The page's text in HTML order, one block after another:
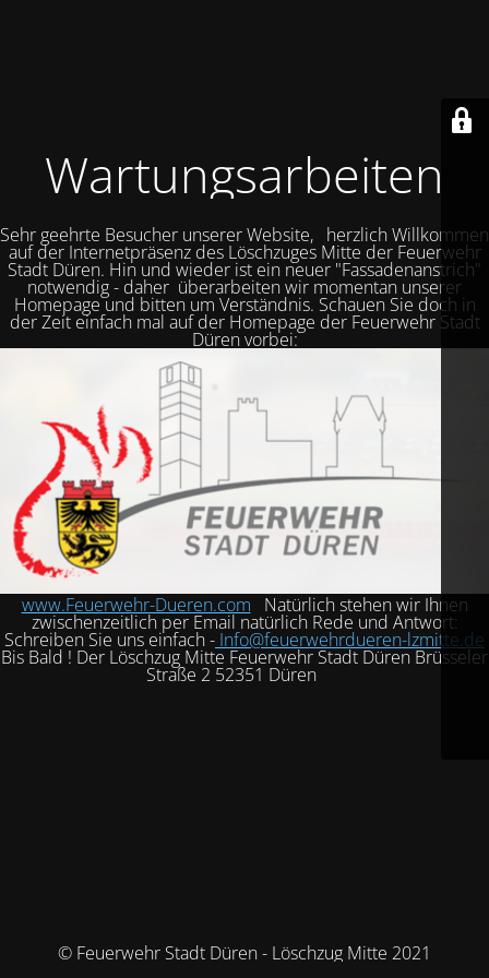
Wartungsarbeiten
Sehr geehrte Besucher unserer Website, herzlich Willkommen
auf der Internetpräsenz des Löschzuges Mitte der Feuerwehr
Stadt Düren. Hin und wieder ist ein neuer "Fassadenanstrich"
notwendig - daher überarbeiten wir momentan unserer
Homepage und bitten um Verständnis. Schauen Sie doch in
der Zeit einfach mal auf der Homepage der Feuerwehr Stadt
Düren vorbei:
www.Feuerwehr-Dueren.com Natürlich stehen wir Ihnen
zwischenzeitlich per Email natürlich Rede und Antwort:
Schreiben Sie uns einfach - Info@feuerwehrdueren-lzmitte.de
Bis Bald ! Der Löschzug Mitte Feuerwehr Stadt Düren Brüsseler
Straße 2 52351 Düren
© Feuerwehr Stadt Düren - Löschzug Mitte 2021